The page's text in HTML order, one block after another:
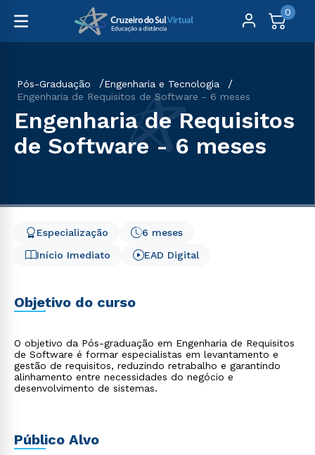
0
Pós-Graduação
Engenharia e Tecnologia
Engenharia de Requisitos de Software - 6 meses
Engenharia de Requisitos
de Software - 6 meses
Início Imediato
6 meses
Especialização
EAD Digital
Objetivo do curso
O objetivo da Pós-graduação em Engenharia de Requisitos
de Software é formar especialistas em levantamento e
gestão de requisitos, reduzindo retrabalho e garantindo
alinhamento entre necessidades do negócio e
desenvolvimento de sistemas.
Público Alvo